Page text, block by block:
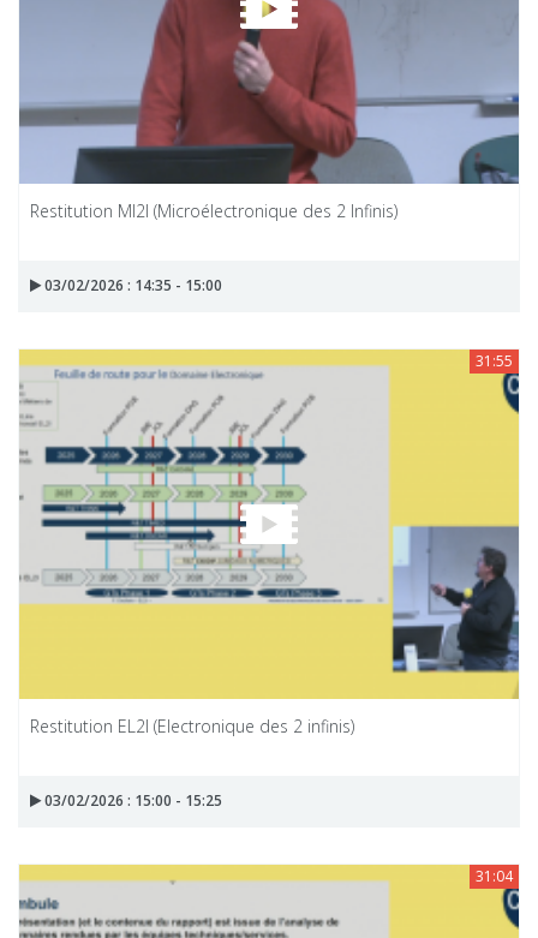
Restitution MI2I (Microélectronique des 2 Infinis)
03/02/2026 : 14:35 - 15:00
31:55
Restitution EL2I (Electronique des 2 infinis)
03/02/2026 : 15:00 - 15:25
31:04